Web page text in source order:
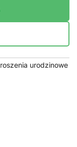
urodzinowe